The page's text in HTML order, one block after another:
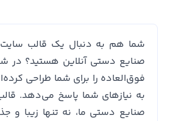
شما هم به دنبال یک قالب
صنایع دستی آنلاین هستید؟ در
فوق‌العاده را برای شما طراحی
به نیازهای شما پاسخ می‌دهد.
صنایع دستی ما، نه تنها زیبا و